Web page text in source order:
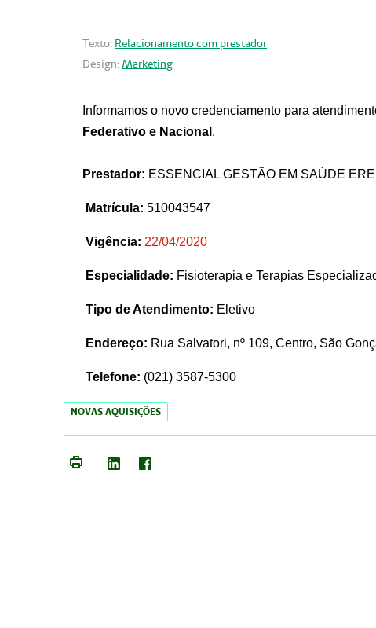
Texto: Relacionamento com prestador
Design: Marketing
Informamos o novo credenciamento para
Federativo e Nacional .
Prestador: ESSENCIAL GESTÃO EM SAÚDE
Matrícula: 510043547
Vigência: 22/04/2020
Especialidade: Fisioterapia e Terapias
Tipo de Atendimento: Eletivo
Endereço: Rua Salvatori, nº 109, Centro, São
Telefone: (021) 3587-5300
NOVAS AQUISIÇÕES